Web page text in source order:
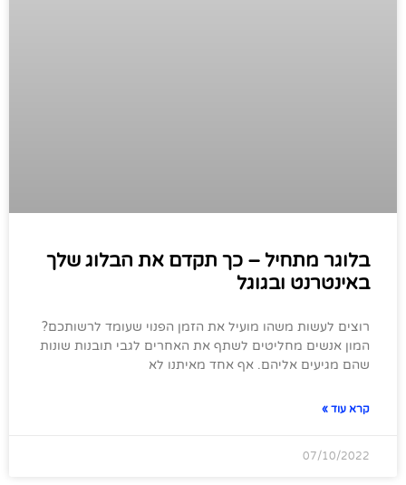
בלוגר מתחיל – כך תקדם את הבלוג שלך
באינטרנט ובגוגל
רוצים לעשות משהו מועיל את הזמן הפנוי שעומד לרשותכם?
המון אנשים מחליטים לשתף את האחרים לגבי תובנות שונות
שהם מגיעים אליהם. אף אחד מאיתנו לא
קרא עוד »
07/10/2022